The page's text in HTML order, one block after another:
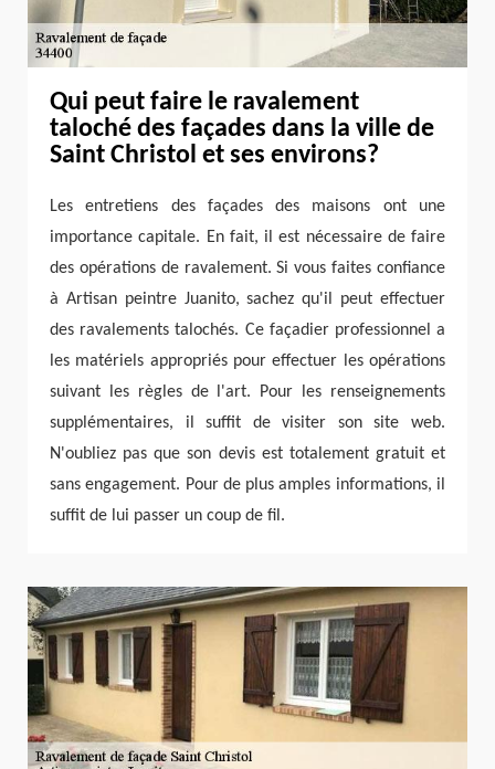
Qui peut faire le ravalement
taloché des façades dans la ville de
Saint Christol et ses environs?
Les entretiens des façades des maisons ont une
importance capitale. En fait, il est nécessaire de faire
des opérations de ravalement. Si vous faites confiance
à Artisan peintre Juanito, sachez qu'il peut effectuer
des ravalements talochés. Ce façadier professionnel a
les matériels appropriés pour effectuer les opérations
suivant les règles de l'art. Pour les renseignements
supplémentaires, il suffit de visiter son site web.
N'oubliez pas que son devis est totalement gratuit et
sans engagement. Pour de plus amples informations, il
suffit de lui passer un coup de fil.